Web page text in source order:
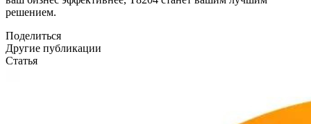
решением.
Поделиться
Другие публикации
Статья